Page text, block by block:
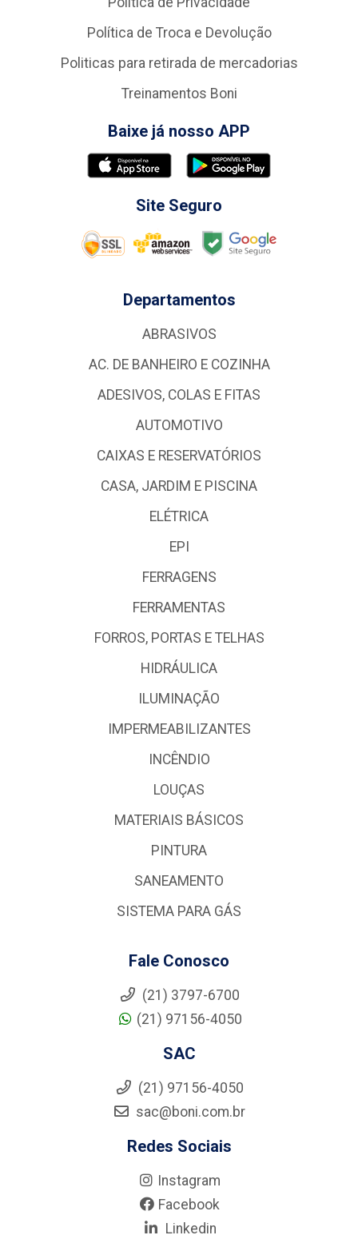
Política de Troca e Devolução
Politicas para retirada de mercadorias
Treinamentos Boni
Baixe já nosso APP
Site Seguro
Departamentos
ABRASIVOS
AC. DE BANHEIRO E COZINHA
ADESIVOS, COLAS E FITAS
AUTOMOTIVO
CAIXAS E RESERVATÓRIOS
CASA, JARDIM E PISCINA
ELÉTRICA
EPI
FERRAGENS
FERRAMENTAS
FORROS, PORTAS E TELHAS
HIDRÁULICA
ILUMINAÇÃO
IMPERMEABILIZANTES
INCÊNDIO
LOUÇAS
MATERIAIS BÁSICOS
PINTURA
SANEAMENTO
SISTEMA PARA GÁS
Fale Conosco
(21) 3797-6700
(21) 97156-4050
SAC
(21) 97156-4050
sac@boni.com.br
Redes Sociais
Instagram
Facebook
Linkedin